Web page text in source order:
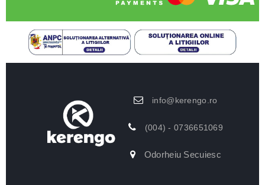
info@kerengo.ro
(004) - 0736651069
Odorheiu Secuiesc